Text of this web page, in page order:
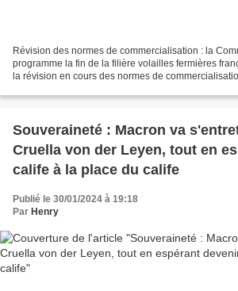
Révision des normes de commercialisation : la
programme la fin de la filière volailles fermières
la révision en cours des normes de
Souveraineté : Macron va
Cruella von der Leyen, tout en
calife à la place du calife
Publié le 30/01/2024 à 19:18
Par Henry